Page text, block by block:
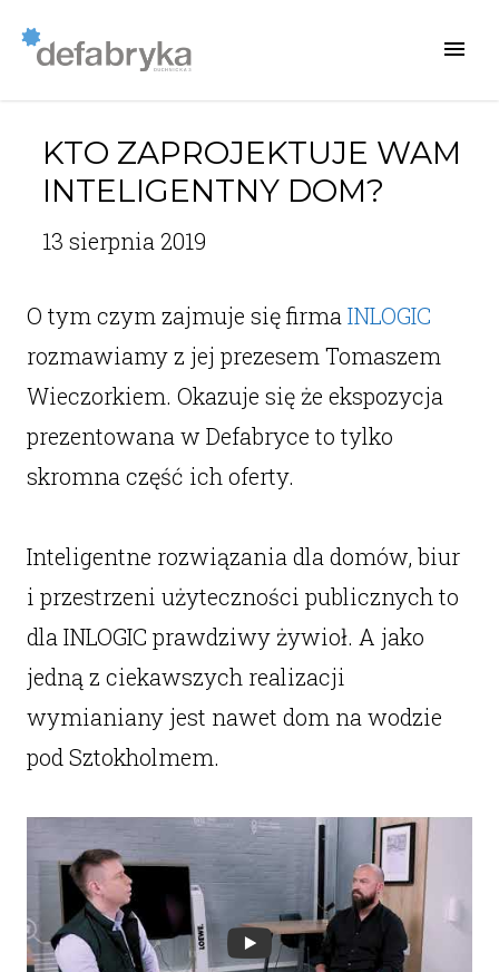
KTO ZAPROJEKTUJE WAM
INTELIGENTNY DOM?
13 sierpnia 2019
O tym czym zajmuje się firma INLOGIC
rozmawiamy z jej prezesem Tomaszem
Wieczorkiem. Okazuje się że ekspozycja
prezentowana w Defabryce to tylko
skromna część ich oferty.
Inteligentne rozwiązania dla domów, biur
i przestrzeni użyteczności publicznych to
dla INLOGIC prawdziwy żywioł. A jako
jedną z ciekawszych realizacji
wymianiany jest nawet dom na wodzie
pod Sztokholmem.